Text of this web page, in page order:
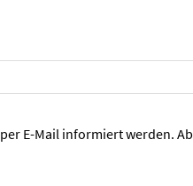
E-Mail informiert werden.